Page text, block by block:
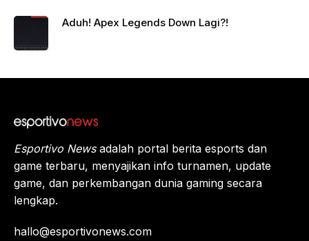
Berte
Juara
Legen
tnya?
Aduh! Apex Legends Down Lagi?!
Esportivo Newsadalah portal berita esports dan
game terbaru, menyajikan info turnamen, update
game, dan perkembangan dunia gaming secara
lengkap.
hallo@esportivonews.com